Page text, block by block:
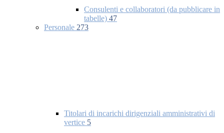
Consulenti e collaboratori (da pubblicare in
tabelle) 47
Personale 273
Titolari di incarichi dirigenziali amministrativi di
vertice 5